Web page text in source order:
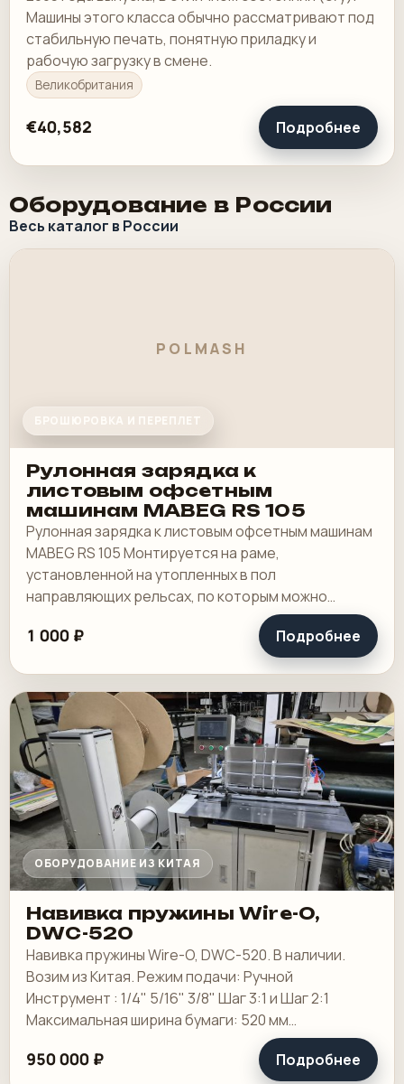
Машины этого класса обычно рассматривают под
стабильную печать, понятную приладку и
рабочую загрузку в смене.
Великобритания
€40,582 Подробнее
Оборудование в России
Весь каталог в России
POLMASH
БРОШЮРОВКА И ПЕРЕПЛЕТ
Рулонная зарядка к
листовым офсетным
машинам MABEG RS 105
Рулонная зарядка к листовым офсетным машинам
MABEG RS 105 Монтируется на раме,
установленной на утопленных в пол
направляющих рельсах, по которым можно
передвигать секцию поперечной рубки и
рольную зарядку. Год выпуска.
1 000 ₽ Подробнее
ОБОРУДОВАНИЕ ИЗ КИТАЯ
Навивка пружины Wire-O,
DWC-520
Навивка пружины Wire-O, DWC-520. В наличии.
Возим из Китая. Режим подачи: Ручной
Инструмент : 1/4" 5/16" 3/8" Шаг 3:1 и Шаг 2:1
Максимальная ширина бумаги: 520 мм
Максимальная ширина переплета: 507 мм
Минимальная ширина.
950 000 ₽ Подробнее